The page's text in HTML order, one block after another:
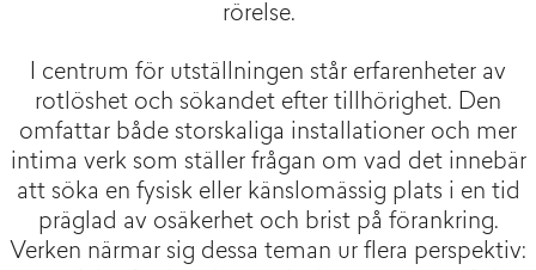
rörelse.
I centrum för utställningen står erfarenheter av
rotlöshet och sökandet efter tillhörighet. Den
omfattar både storskaliga installationer och mer
intima verk som ställer frågan om vad det innebär
att söka en fysisk eller känslomässig plats i en tid
präglad av osäkerhet och brist på förankring.
Verken närmar sig dessa teman ur flera perspektiv: